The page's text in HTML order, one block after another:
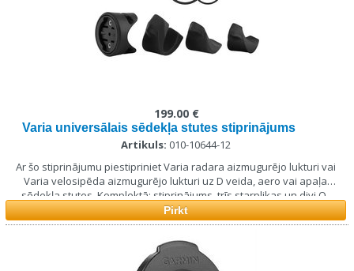
Varia universālais sēdekļa stutes stiprinājums
Artikuls: 010-10644-12
Ar šo stiprinājumu piestipriniet Varia radara aizmugurējo lukturi vai
Varia velosipēda aizmugurējo lukturi uz D veida, aero vai apaļa
sēdekļa stutes.Komplektā: stiprinājums, trīs starplikas un divi O-
gredzeni.
199.00 €
Pirkt